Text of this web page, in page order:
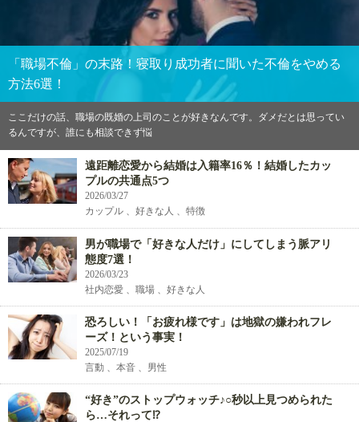
「職場不倫」の末路！寝取り成功者に聞いた不倫をやめる
方法6選！
ここだけの話、職場の既婚の上司のことが好きなんです。ダメだとは思ってい
るんですが、誰にも相談できず悩
遠距離恋愛から結婚は入籍率16％！結婚したカッ
プルの共通点5つ
2026/03/27
カップル 、好きな人 、特徴
男が職場で「好きな人だけ」にしてしまう脈アリ
態度7選！
2026/03/23
社内恋愛 、職場 、好きな人
恐ろしい！「お疲れ様です」は地獄の嫌われフレ
ーズ！という事実！
2025/07/19
言動 、本音 、男性
“好き”のストップウォッチ♪○秒以上見つめられた
ら…それって⁉